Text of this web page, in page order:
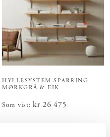
HYLLESYSTEM SPARRING
MØRKGRÅ & EIK
Som vist: Pris: kr 26 475
kr 26 475